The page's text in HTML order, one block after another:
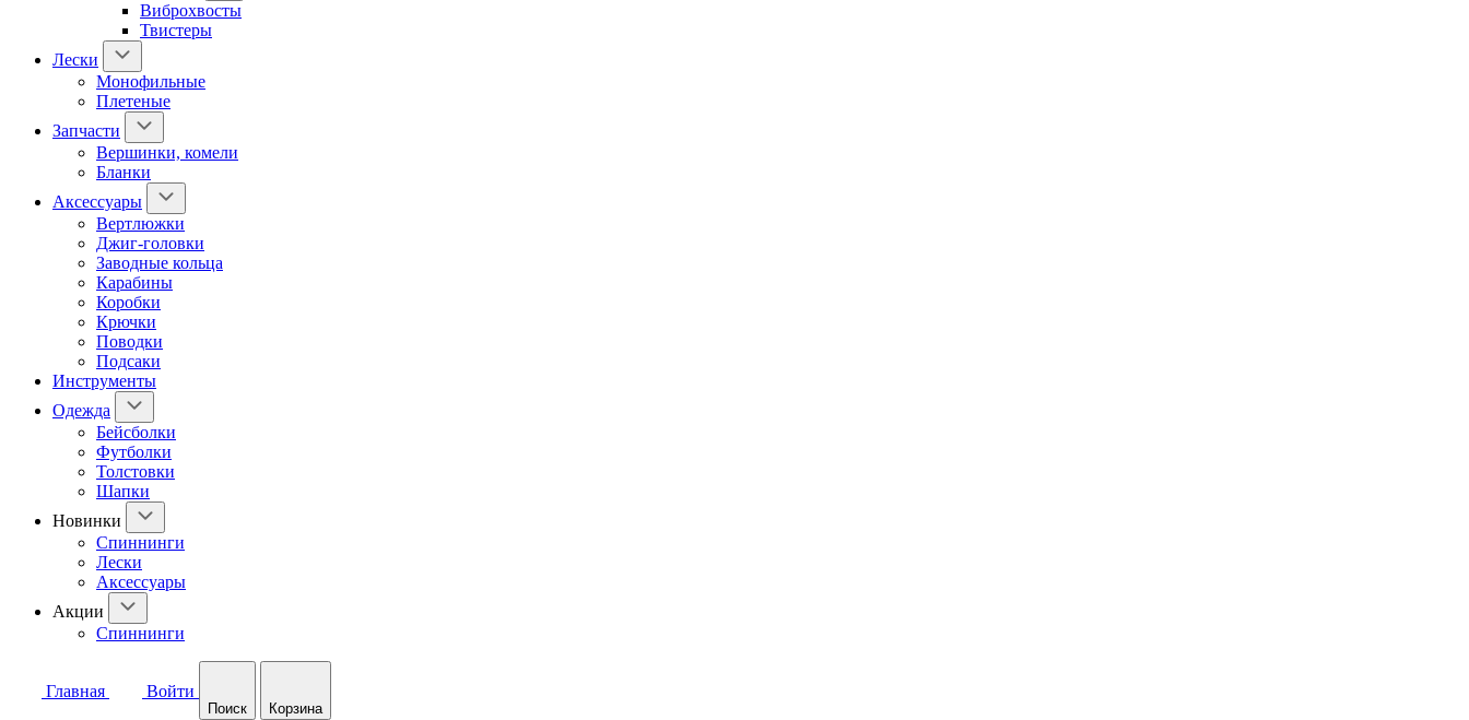
Виброхвосты
Твистеры
Лески
Монофильные
Плетеные
Запчасти
Вершинки, комели
Бланки
Аксессуары
Вертлюжки
Джиг-головки
Заводные кольца
Карабины
Коробки
Крючки
Поводки
Подсаки
Инструменты
Одежда
Бейсболки
Футболки
Толстовки
Шапки
Новинки
Спиннинги
Лески
Аксессуары
Акции
Спиннинги
Главная Войти
Поиск Корзина